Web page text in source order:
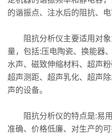
的谐振点、注水后的阻抗、
阻抗分析仪主要适用对象
量，包括:压电陶瓷、换能器
水声、磁致伸缩材料、超声
超声测距、超声乳化、超声
声的设备。
阻抗分析仪的特点是:易用
准确、价格低廉、对生产的可